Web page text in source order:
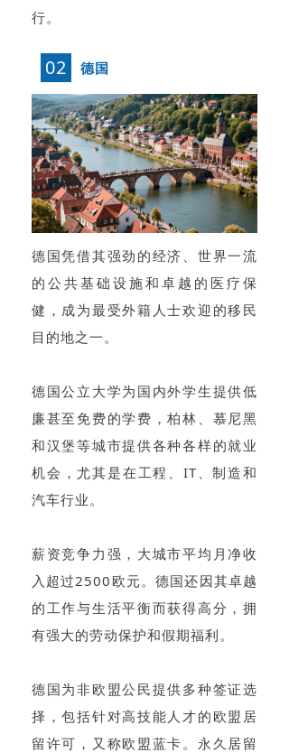
行。
02 德国
德国凭借其强劲的经济、世界一流
的公共基础设施和卓越的医疗保
健，成为最受外籍人士欢迎的移民
目的地之一。
德国公立大学为国内外学生提供低
廉甚至免费的学费，柏林、慕尼黑
和汉堡等城市提供各种各样的就业
机会，尤其是在工程、IT、制造和
汽车行业。
薪资竞争力强，大城市平均月净收
入超过2500欧元。德国还因其卓越
的工作与生活平衡而获得高分，拥
有强大的劳动保护和假期福利。
德国为非欧盟公民提供多种签证选
择，包括针对高技能人才的欧盟居
留许可，又称欧盟蓝卡。永久居留